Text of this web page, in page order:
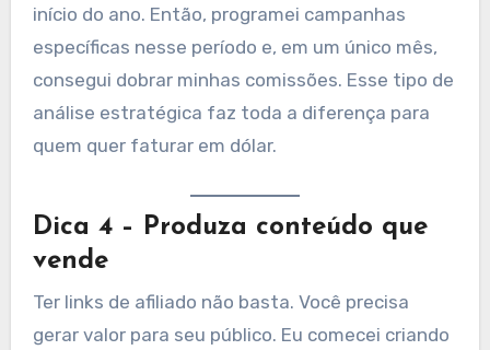
início do ano. Então, programei campanhas
específicas nesse período e, em um único mês,
consegui dobrar minhas comissões. Esse tipo de
análise estratégica faz toda a diferença para
quem quer faturar em dólar.
Dica 4 – Produza conteúdo que
vende
Ter links de afiliado não basta. Você precisa
gerar valor para seu público. Eu comecei criando